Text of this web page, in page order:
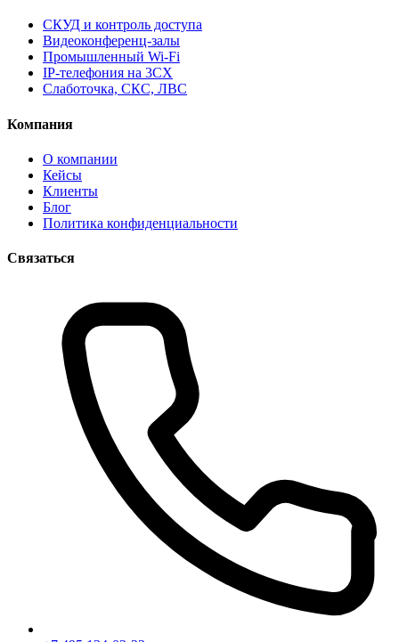
СКУД и контроль доступа
Видеоконференц-залы
Промышленный Wi-Fi
IP-телефония на 3CX
Слаботочка, СКС, ЛВС
Компания
О компании
Кейсы
Клиенты
Блог
Политика конфиденциальности
Связаться